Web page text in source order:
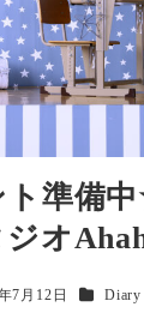
ト準備
オ
7月12日 カテゴリ
Diary